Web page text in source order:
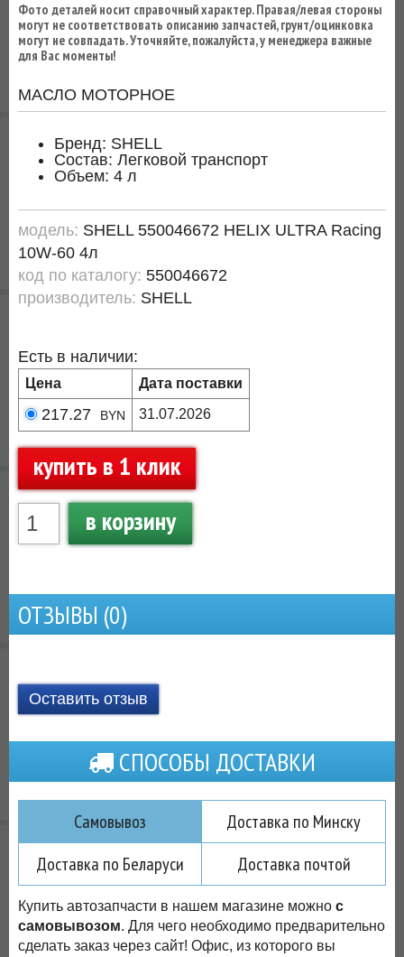
Фото деталей носит справочный характер. Правая/левая стороны
могут не соответствовать описанию запчастей, грунт/оцинковка
могут не совпадать. Уточняйте, пожалуйста, у менеджера важные
для Вас моменты!
МАСЛО МОТОРНОЕ
Бренд: SHELL
Состав: Легковой транспорт
Объем: 4 л
модель: SHELL 550046672 HELIX ULTRA Racing
10W-60 4л
код по каталогу: 550046672
производитель: SHELL
Есть в наличии:
Цена Дата поставки
217.27 BYN 31.07.2026
купить в 1 клик
в корзину
ОТЗЫВЫ (0)
Оставить отзыв
СПОСОБЫ ДОСТАВКИ
Самовывоз
Доставка по Минску
Доставка по Беларуси
Доставка почтой
Купить автозапчасти в нашем магазине можно с
самовывозом. Для чего необходимо предварительно
сделать заказ через сайт! Офис, из которого вы